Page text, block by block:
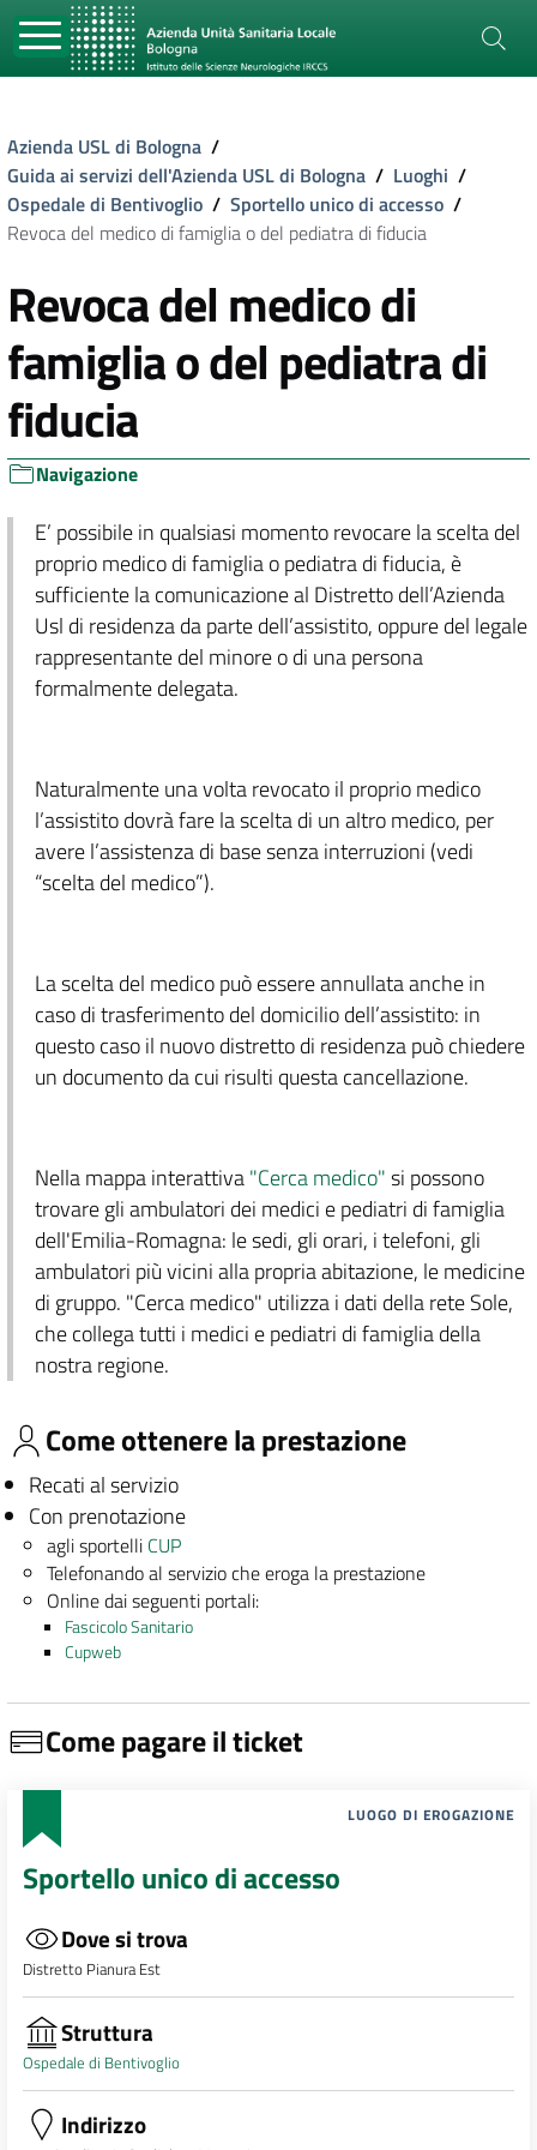
Azienda USL di Bologna /
Guida ai servizi dell'Azienda USL di Bologna / Luoghi /
Ospedale di Bentivoglio / Sportello unico di accesso /
Revoca del medico di famiglia o del pediatra di fiducia
Revoca del medico di
famiglia o del pediatra di
fiducia
Navigazione
E’ possibile in qualsiasi momento revocare la scelta del
proprio medico di famiglia o pediatra di fiducia, è
sufficiente la comunicazione al Distretto dell’Azienda
Usl di residenza da parte dell’assistito, oppure del legale
rappresentante del minore o di una persona
formalmente delegata.
Naturalmente una volta revocato il proprio medico
l’assistito dovrà fare la scelta di un altro medico, per
avere l’assistenza di base senza interruzioni (vedi
“scelta del medico”).
La scelta del medico può essere annullata anche in
caso di trasferimento del domicilio dell’assistito: in
questo caso il nuovo distretto di residenza può chiedere
un documento da cui risulti questa cancellazione.
Nella mappa interattiva"Cerca medico"si possono
trovare gli ambulatori dei medici e pediatri di famiglia
dell'Emilia-Romagna: le sedi, gli orari, i telefoni, gli
ambulatori più vicini alla propria abitazione, le medicine
di gruppo. "Cerca medico" utilizza i dati della rete Sole,
che collega tutti i medici e pediatri di famiglia della
nostra regione.
Come ottenere la prestazione
Recati al servizio
Con prenotazione
agli sportelli CUP
Telefonando al servizio che eroga la prestazione
Online dai seguenti portali:
Fascicolo Sanitario
Cupweb
Come pagare il ticket
LUOGO DI EROGAZIONE
Sportello unico di accesso
Dove si trova
Distretto Pianura Est
Struttura
Ospedale di Bentivoglio
Indirizzo